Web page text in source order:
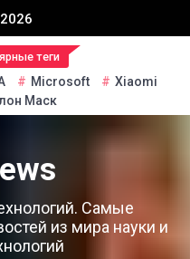
теги
Microsoft
Xiaomi
Маск
Самые
из мира науки и